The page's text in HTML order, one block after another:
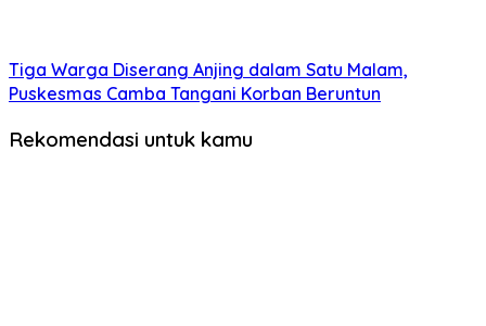
Tiga Warga Diserang Anjing dalam Satu Malam,
Puskesmas Camba Tangani Korban Beruntun
Rekomendasi untuk kamu